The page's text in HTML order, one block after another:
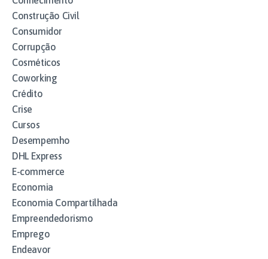
Construção Civil
Consumidor
Corrupção
Cosméticos
Coworking
Crédito
Crise
Cursos
Desempemho
DHL Express
E-commerce
Economia
Economia Compartilhada
Empreendedorismo
Emprego
Endeavor